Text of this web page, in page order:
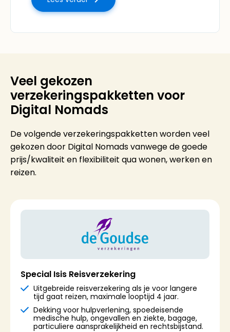
Veel gekozen
verzekeringspakketten voor
Digital Nomads
De volgende verzekeringspakketten worden veel
gekozen door Digital Nomads vanwege de goede
prijs/kwaliteit en flexibiliteit qua wonen, werken en
reizen.
Special Isis Reisverzekering
Uitgebreide reisverzekering als je voor langere
tijd gaat reizen, maximale looptijd 4 jaar.
Dekking voor hulpverlening, spoedeisende
medische hulp, ongevallen en ziekte, bagage,
particuliere aansprakelijkheid en rechtsbijstand.